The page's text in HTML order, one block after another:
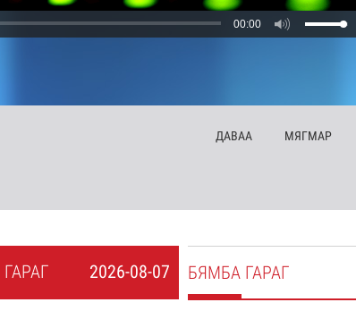
00:00
ДАВАА МЯГМАР
2026-08-07
ГАРАГ БЯМБА ГАРАГ